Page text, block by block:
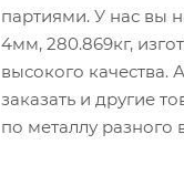
партиями. У нас вы
4мм, 280.869кг,
высокого качества.
заказать и другие
по металлу разного